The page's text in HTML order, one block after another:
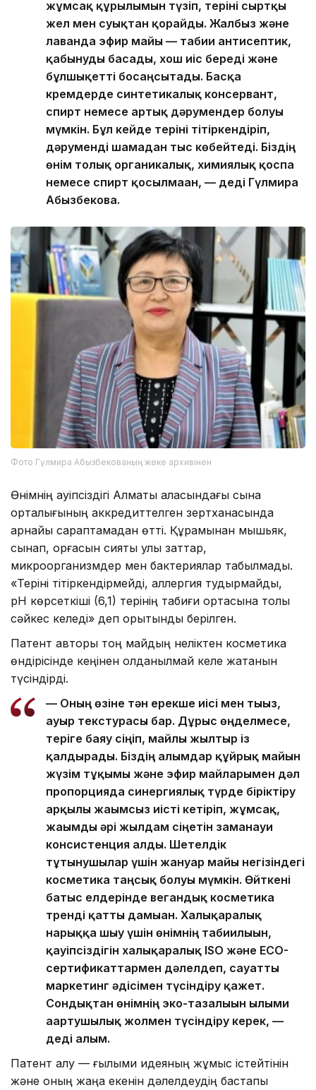
жұмсақ құрылымын түзіп, теріні сыртқы
жел мен суықтан қорғайды. Жалбыз және
лаванда эфир майы — табиғи антисептик,
қабынуды басады, хош иіс береді және
бұлшықетті босаңсытады. Басқа
кремдерде синтетикалық консервант,
спирт немесе артық дәрумендер болуы
мүмкін. Бұл кейде теріні тітіркендіріп,
дәруменді шамадан тыс көбейтеді. Біздің
өнім толық органикалық, химиялық қоспа
немесе спирт қосылмаған, — деді Гүлмира
Абызбекова.
Фото Гүлмира Абызбекованың жеке архивінен
Өнімнің қауіпсіздігі Алматы қаласындағы сынақ
орталығының аккредиттелген зертханасында
арнайы сараптамадан өтті. Құрамынан мышьяк,
сынап, қорғасын сияқты улы заттар,
микроорганизмдер мен бактериялар табылмады.
«Теріні тітіркендірмейді, аллергия тудырмайды,
pH көрсеткіші (6,1) терінің табиғи ортасына толық
сәйкес келеді» деп қорытынды берілген.
Патент авторы тоң майдың неліктен косметика
өндірісінде кеңінен қолданылмай келе жатқанын
түсіндірді.
— Оның өзіне тән ерекше иісі мен тығыз,
ауыр текстурасы бар. Дұрыс өңделмесе,
теріге баяу сіңіп, майлы жылтыр із
қалдырады. Біздің ғалымдар құйрық майын
жүзім тұқымы және эфир майларымен дәл
пропорцияда синергиялық түрде біріктіру
арқылы жағымсыз иісті кетіріп, жұмсақ,
жағымды әрі жылдам сіңетін заманауи
консистенция алды. Шетелдік
тұтынушылар үшін жануар майы негізіндегі
косметика таңсық болуы мүмкін. Өйткені
батыс елдерінде вегандық косметика
тренді қатты дамыған. Халықаралық
нарыққа шығу үшін өнімнің табиғилығын,
қауіпсіздігін халықаралық ISO және ECO-
сертификаттармен дәлелдеп, сауатты
маркетинг әдісімен түсіндіру қажет.
Сондықтан өнімнің эко-тазалығын ғылыми
ағартушылық жолмен түсіндіру керек, —
деді ғалым.
Патент алу — ғылыми идеяның жұмыс істейтінін
және оның жаңа екенін дәлелдеудің бастапқы